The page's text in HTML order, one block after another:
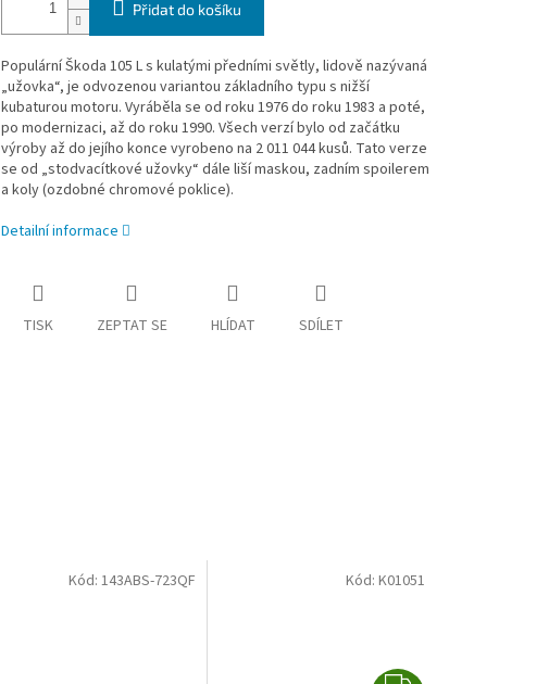
Přidat do košíku
Populární Škoda 105 L s kulatými předními světly, lidově nazývaná
„užovka“, je odvozenou variantou základního typu s nižší
kubaturou motoru. Vyráběla se od roku 1976 do roku 1983 a poté,
po modernizaci, až do roku 1990. Všech verzí bylo od začátku
výroby až do jejího konce vyrobeno na 2 011 044 kusů. Tato verze
se od „stodvacítkové užovky“ dále liší maskou, zadním spoilerem
a koly (ozdobné chromové poklice).
Detailní informace
TISK ZEPTAT SE HLÍDAT SDÍLET
Kód:143ABS-723QF Kód: K01051